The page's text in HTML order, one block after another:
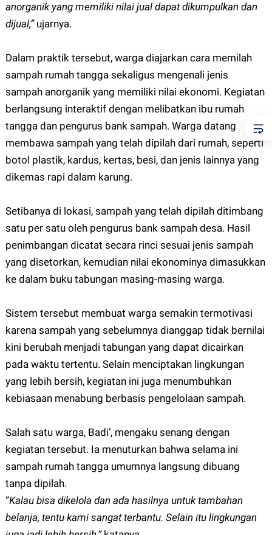
anorganik yang memiliki nilai jual dapat dikumpulkan dan
dijual,”ujarnya.
Dalam praktik tersebut, warga diajarkan cara memilah
sampah rumah tangga sekaligus mengenali jenis
sampah anorganik yang memiliki nilai ekonomi. Kegiatan
berlangsung interaktif dengan melibatkan ibu rumah
tangga dan pengurus bank sampah. Warga datang
membawa sampah yang telah dipilah dari rumah, seperti
botol plastik, kardus, kertas, besi, dan jenis lainnya yang
dikemas rapi dalam karung.
Setibanya di lokasi, sampah yang telah dipilah ditimbang
satu per satu oleh pengurus bank sampah desa. Hasil
penimbangan dicatat secara rinci sesuai jenis sampah
yang disetorkan, kemudian nilai ekonominya dimasukkan
ke dalam buku tabungan masing-masing warga.
Sistem tersebut membuat warga semakin termotivasi
karena sampah yang sebelumnya dianggap tidak bernilai
kini berubah menjadi tabungan yang dapat dicairkan
pada waktu tertentu. Selain menciptakan lingkungan
yang lebih bersih, kegiatan ini juga menumbuhkan
kebiasaan menabung berbasis pengelolaan sampah.
Salah satu warga, Badi’, mengaku senang dengan
kegiatan tersebut. Ia menuturkan bahwa selama ini
sampah rumah tangga umumnya langsung dibuang
tanpa dipilah.
“Kalau bisa dikelola dan ada hasilnya untuk tambahan
belanja, tentu kami sangat terbantu. Selain itu lingkungan